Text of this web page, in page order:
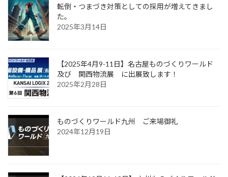
転倒・つまづき対策としての採用が増えてきまし
た。
2025年3月14日
【2025年4月9-11日】名古屋ものづくりワールド
及び 関西物流展 に出展致します！
2025年2月28日
ものづくりワールド九州 ご来場御礼
2024年12月19日